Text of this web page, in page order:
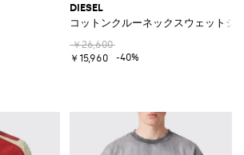
DIESEL
コットンクルーネックスウェットシ
￥26,600
￥15,960
-40%